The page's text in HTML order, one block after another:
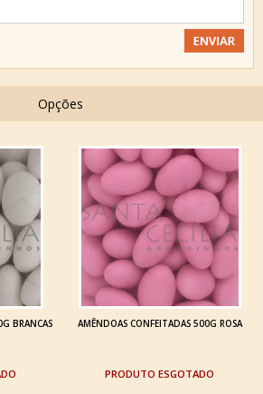
Opções
BRANCAS AMÊNDOAS CONFEITADAS 500G ROSA
ESGOTADO